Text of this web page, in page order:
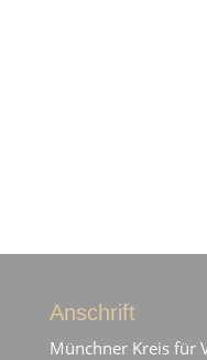
Anschrift
Münchner Kreis für